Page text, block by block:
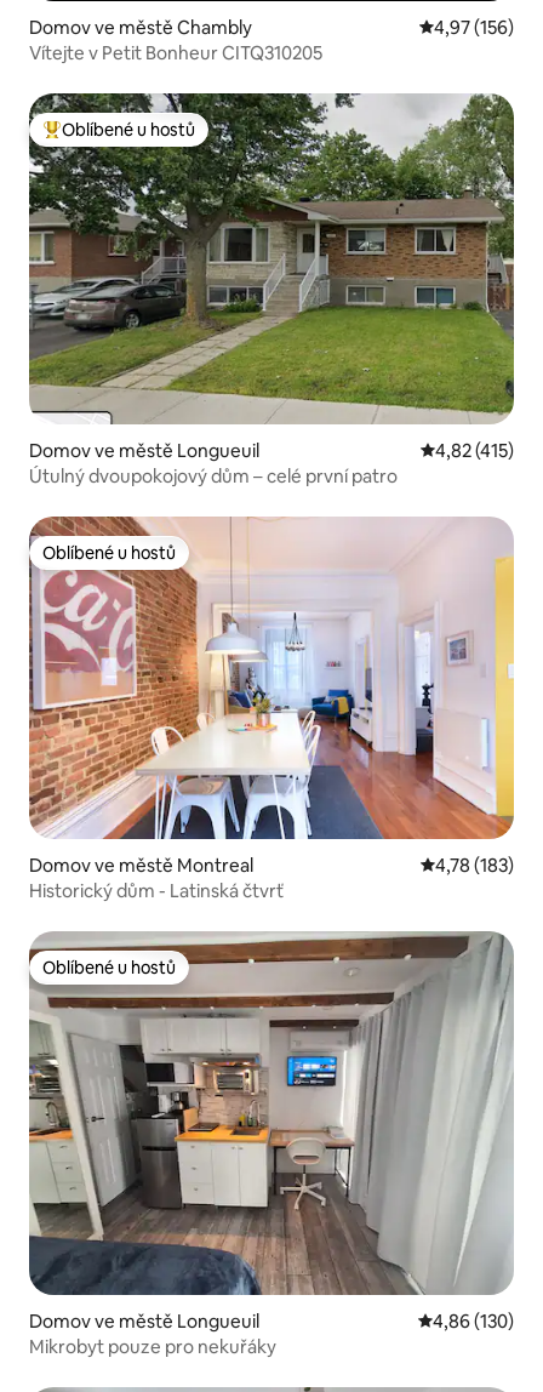
Domov ve městě Chambly Průměrné
4,97 (156)
Vítejte v Petit Bonheur CITQ310205
Nejlepší v kategorii Oblíbené u hostů
Oblíbené u hostů
Domov ve městě Longueuil Průměrné
4,82 (415)
Útulný dvoupokojový dům – celé první patro
Oblíbené u hostů
Oblíbené u hostů
Domov ve městě Montreal Průměrné
4,78 (183)
Historický dům - Latinská čtvrť
Oblíbené u hostů
Oblíbené u hostů
Domov ve městě Longueuil Průměrné
4,86 (130)
Mikrobyt pouze pro nekuřáky